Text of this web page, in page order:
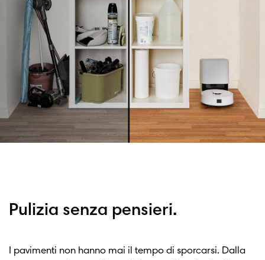
Pulizia senza pensieri.
I pavimenti non hanno mai il tempo di sporcarsi. Dalla